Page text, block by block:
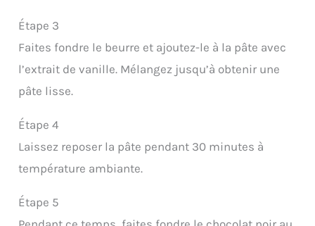
Étape 3
Faites fondre le beurre et ajoutez-le à la pâte avec
l’extrait de vanille. Mélangez jusqu’à obtenir une
pâte lisse.
Étape 4
Laissez reposer la pâte pendant 30 minutes à
température ambiante.
Étape 5